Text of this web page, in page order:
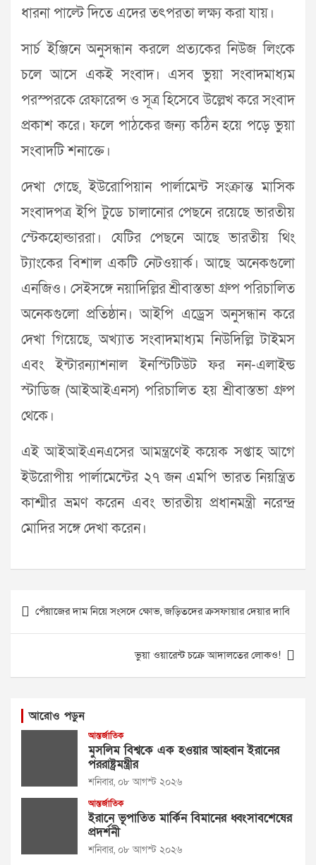
ধারনা পাল্টে দিতে এদের তৎপরতা লক্ষ্য করা যায়।
সার্চ ইঞ্জিনে অনুসন্ধান করলে প্রত্যকের নিউজ লিংকে
চলে আসে একই সংবাদ। এসব ভুয়া সংবাদমাধ্যম
পরস্পরকে রেফারেন্স ও সূত্র হিসেবে উল্লেখ করে সংবাদ
প্রকাশ করে। ফলে পাঠকের জন্য কঠিন হয়ে পড়ে ভুয়া
সংবাদটি শনাক্তে।
দেখা গেছে, ইউরোপিয়ান পার্লামেন্ট সংক্রান্ত মাসিক
সংবাদপত্র ইপি টুডে চালানোর পেছনে রয়েছে ভারতীয়
স্টেকহোল্ডাররা। যেটির পেছনে আছে ভারতীয় থিং
ট্যাংকের বিশাল একটি নেটওয়ার্ক। আছে অনেকগুলো
এনজিও। সেইসঙ্গে নয়াদিল্লির শ্রীবাস্তভা গ্রুপ পরিচালিত
অনেকগুলো প্রতিষ্ঠান। আইপি এড্রেস অনুসন্ধান করে
দেখা গিয়েছে, অখ্যাত সংবাদমাধ্যম নিউদিল্লি টাইমস
এবং ইন্টারন্যাশনাল ইনস্টিটিউট ফর নন-এলাইন্ড
স্টাডিজ (আইআইএনস) পরিচালিত হয় শ্রীবাস্তভা গ্রুপ
থেকে।
এই আইআইএনএসের আমন্ত্রণেই কয়েক সপ্তাহ আগে
ইউরোপীয় পার্লামেন্টের ২৭ জন এমপি ভারত নিয়ন্ত্রিত
কাশ্মীর ভ্রমণ করেন এবং ভারতীয় প্রধানমন্ত্রী নরেন্দ্র
মোদির সঙ্গে দেখা করেন।
Post
navigation
পেঁয়াজের দাম নিয়ে সংসদে ক্ষোভ, জড়িতদের ক্রসফায়ার দেয়ার দাবি
ভুয়া ওয়ারেন্ট চক্রে আদালতের লোকও!
আরোও পড়ুন
আন্তর্জাতিক
মুসলিম বিশ্বকে এক হওয়ার আহ্বান ইরানের
পররাষ্ট্রমন্ত্রীর
শনিবার, ০৮ আগস্ট ২০২৬
আন্তর্জাতিক
ইরানে ভূপাতিত মার্কিন বিমানের ধ্বংসাবশেষের
প্রদর্শনী
শনিবার, ০৮ আগস্ট ২০২৬